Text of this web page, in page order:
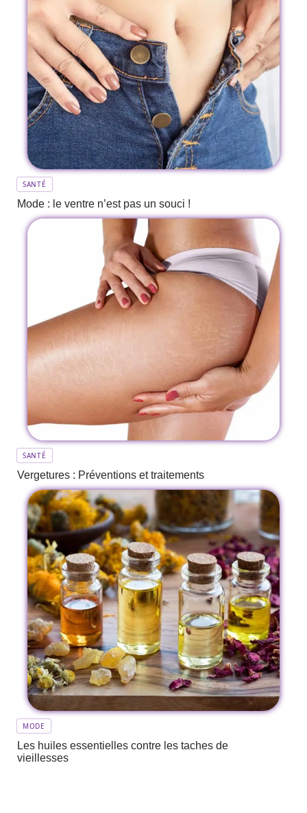
SANTÉ
Mode : le ventre n’est pas un souci !
SANTÉ
Vergetures : Préventions et traitements
MODE
Les huiles essentielles contre les taches de
vieillesses